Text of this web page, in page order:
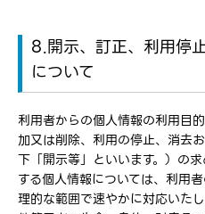
8.開示、訂正、利用停
について
利用者からの個人情報の利用目
加又は削除、利用の停止、消去
下「開示等」といいます。）の
する個人情報については、利用
理的な範囲で速やかに対応いた